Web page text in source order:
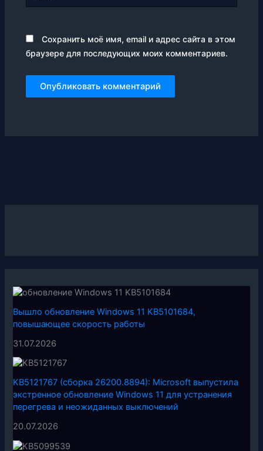
Сохранить моё имя, email и адрес сайта в этом
браузере для последующих моих комментариев.
Вышло обновление Windows 11 KB5101684,
повышающее скорость работы
31.07.2026
KB5121767 (сборка 26200.8894): Microsoft выпустила
экстренное обновление Windows 11 для устранения
перегрева и неожиданных выключений
20.07.2026